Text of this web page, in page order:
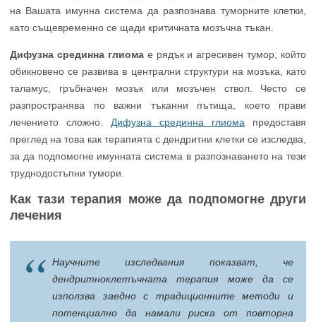
на Вашата имунна система да разпознава туморните клетки,
като същевременно се щади критичната мозъчна тъкан.
Дифузна срединна глиомае рядък и агресивен тумор, който
обикновено се развива в централни структури на мозъка, като
таламус, гръбначен мозък или мозъчен ствол. Често се
разпространява по важни тъканни пътища, което прави
лечението сложно. Дифузна срединна глиома предоставя
преглед на това как терапията с дендритни клетки се изследва,
за да подпомогне имунната система в разпознаването на тези
труднодостъпни тумори.
Как тази терапия може да подпомогне други
лечения
Научните изследвания показват, че
дендритноклетъчната терапия може да се
използва заедно с традиционните методи и
потенциално да намали риска от повторна